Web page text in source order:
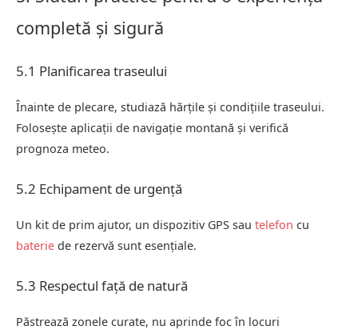
completă și sigură
5.1 Planificarea traseului
Înainte de plecare, studiază hărțile și condițiile traseului.
Folosește aplicații de navigație montană și verifică
prognoza meteo.
5.2 Echipament de urgență
Un kit de prim ajutor, un dispozitiv GPS sau telefon cu
baterie de rezervă sunt esențiale.
5.3 Respectul față de natură
Păstrează zonele curate, nu aprinde foc în locuri